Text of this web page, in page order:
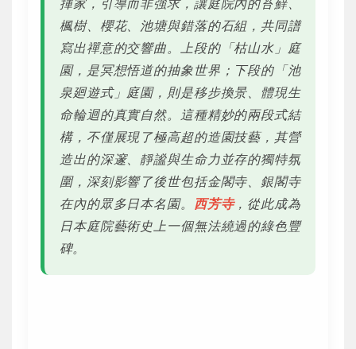
揮家，引導而非強求，讓庭院內的苔蘚、
楓樹、櫻花、池塘與錯落的石組，共同譜
寫出禪意的交響曲。上段的「枯山水」庭
園，是冥想悟道的抽象世界；下段的「池
泉廻遊式」庭園，則是移步換景、體現生
命輪迴的真實自然。這種精妙的兩段式結
構，不僅展現了極高超的造園技藝，其營
造出的深邃、靜謐與生命力並存的獨特氛
圍，深刻影響了後世包括金閣寺、銀閣寺
在內的眾多日本名園。 西芳寺，從此成為
日本庭院藝術史上一個無法繞過的綠色豐
碑。